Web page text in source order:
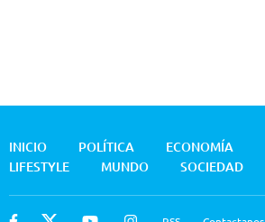
INICIO POLÍTICA ECONOMÍA
LIFESTYLE
MUNDO SOCIEDAD